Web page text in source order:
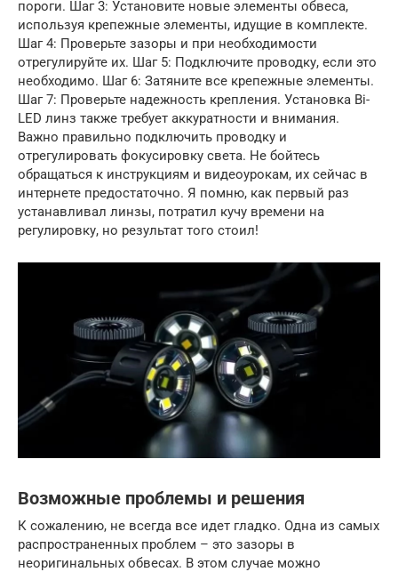
пороги. Шаг 3: Установите новые элементы обвеса,
используя крепежные элементы, идущие в комплекте.
Шаг 4: Проверьте зазоры и при необходимости
отрегулируйте их. Шаг 5: Подключите проводку, если это
необходимо. Шаг 6: Затяните все крепежные элементы.
Шаг 7: Проверьте надежность крепления. Установка Bi-
LED линз также требует аккуратности и внимания.
Важно правильно подключить проводку и
отрегулировать фокусировку света. Не бойтесь
обращаться к инструкциям и видеоурокам, их сейчас в
интернете предостаточно. Я помню, как первый раз
устанавливал линзы, потратил кучу времени на
регулировку, но результат того стоил!
Возможные проблемы и решения
К сожалению, не всегда все идет гладко. Одна из самых
распространенных проблем – это зазоры в
неоригинальных обвесах. В этом случае можно